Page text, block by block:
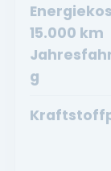
15.000 km
g